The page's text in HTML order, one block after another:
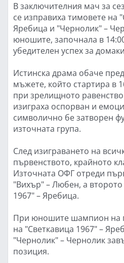
В заключителния мач за
се изправиха тимовете на
Яребица и "Чернолик" –
юношите, започнала в
убедителен успех за
Истинска драма обаче
мъжете, който стартира в
при зрелищното
изиграха оспорван и
символично бе затворен
източната група.
След изиграването на
първенството, крайното
Източната ОФГ отреди
"Вихър" – Любен, а второто
1967" – Яребица.
При юношите шампион на
на "Светкавица 1967" –
"Чернолик" – Чернолик
позиция.